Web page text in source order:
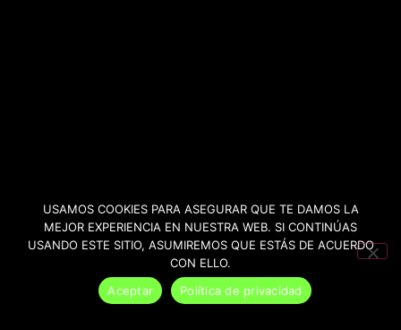
USAMOS COOKIES PARA ASEGURAR QUE TE DAMOS LA
MEJOR EXPERIENCIA EN NUESTRA WEB. SI CONTINÚAS
USANDO ESTE SITIO, ASUMIREMOS QUE ESTÁS DE ACUERDO
CON ELLO.
Aceptar
Política de privacidad